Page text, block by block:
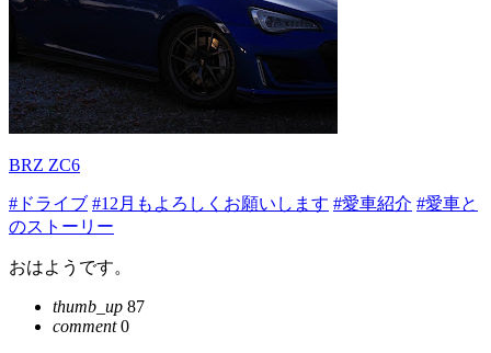
BRZ ZC6
#ドライブ #12月もよろしくお願いします #愛車紹介 #愛車と
のストーリー
おはようです。
thumb_up 87
comment0